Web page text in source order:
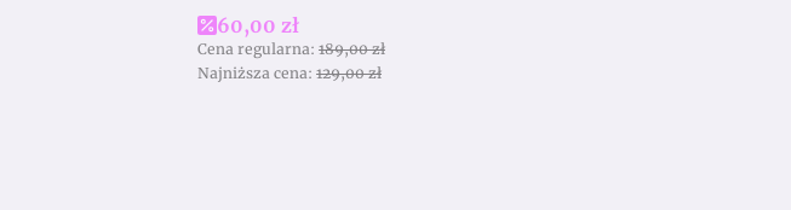
Cena promocyjna
60,00 zł
Cena regularna: 189,00 zł
Najniższa cena: 129,00 zł